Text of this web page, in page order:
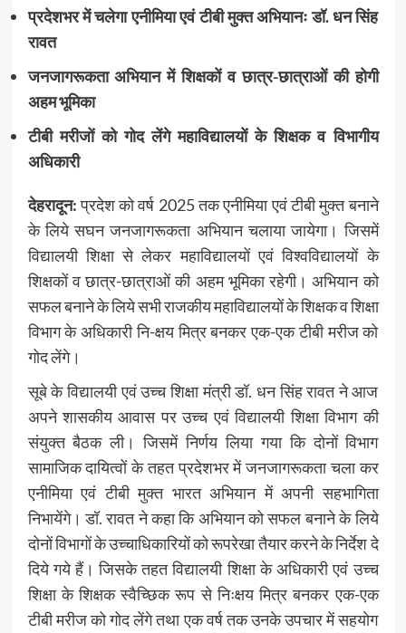
प्रदेशभर में चलेगा एनीमिया एवं टीबी मुक्त अभियानः डॉ. धन सिंह
रावत
जनजागरूकता अभियान में शिक्षकों व छात्र-छात्राओं की होगी
अहम भूमिका
टीबी मरीजों को गोद लेंगे महाविद्यालयों के शिक्षक व विभागीय
अधिकारी
देहरादून:प्रदेश को वर्ष 2025 तक एनीमिया एवं टीबी मुक्त बनाने
के लिये सघन जनजागरूकता अभियान चलाया जायेगा। जिसमें
विद्यालयी शिक्षा से लेकर महाविद्यालयों एवं विश्वविद्यालयों के
शिक्षकों व छात्र-छात्राओं की अहम भूमिका रहेगी। अभियान को
सफल बनाने के लिये सभी राजकीय महाविद्यालयों के शिक्षक व शिक्षा
विभाग के अधिकारी नि-क्षय मित्र बनकर एक-एक टीबी मरीज को
गोद लेंगे।
सूबे के विद्यालयी एवं उच्च शिक्षा मंत्री डॉ. धन सिंह रावत ने आज
अपने शासकीय आवास पर उच्च एवं विद्यालयी शिक्षा विभाग की
संयुक्त बैठक ली। जिसमें निर्णय लिया गया कि दोनों विभाग
सामाजिक दायित्वों के तहत प्रदेशभर में जनजागरूकता चला कर
एनीमिया एवं टीबी मुक्त भारत अभियान में अपनी सहभागिता
निभायेंगे। डॉ. रावत ने कहा कि अभियान को सफल बनाने के लिये
दोनों विभागों के उच्चाधिकारियों को रूपरेखा तैयार करने के निर्देश दे
दिये गये हैं। जिसके तहत विद्यालयी शिक्षा के अधिकारी एवं उच्च
शिक्षा के शिक्षक स्वैच्छिक रूप से निःक्षय मित्र बनकर एक-एक
टीबी मरीज को गोद लेंगे तथा एक वर्ष तक उनके उपचार में सहयोग